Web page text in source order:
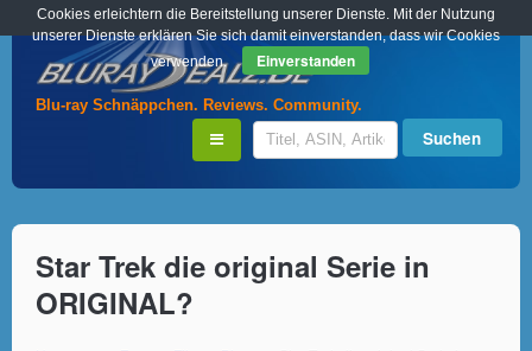
Blu-ray Schnäppchen. Reviews. Community.
Star Trek die original Serie in
ORIGINAL?
Cookies erleichtern die Bereitstellung unserer Dienste. Mit der Nutzung
unserer Dienste erklären Sie sich damit einverstanden, dass wir Cookies
verwenden.
Einverstanden